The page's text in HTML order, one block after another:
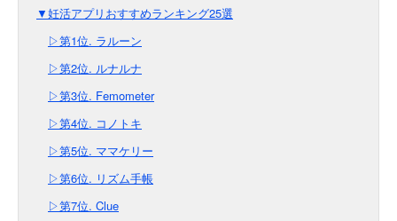
▼妊活アプリおすすめランキング25選
▷第1位. ラルーン
▷第2位. ルナルナ
▷第3位. Femometer
▷第4位. コノトキ
▷第5位. ママケリー
▷第6位. リズム手帳
▷第7位. Clue